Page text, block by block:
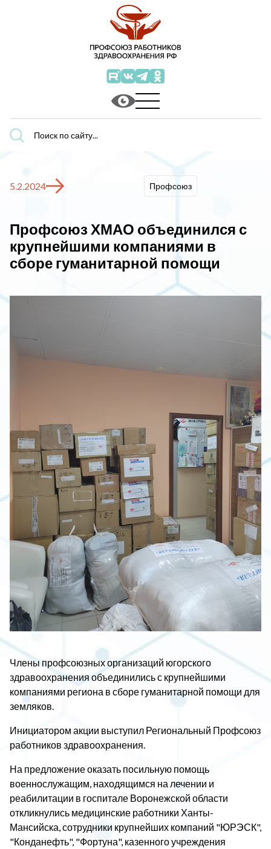
Поиск
по
5.2.2024 Профсоюз
Профсоюз ХМАО объединился с
крупнейшими компаниями в
сборе гуманитарной помощи
Члены профсоюзных организаций югорского
здравоохранения объединились с крупнейшими
компаниями региона в сборе гуманитарной помощи для
земляков.
Инициатором акции выступил Региональный Профсоюз
работников здравоохранения.
На предложение оказать посильную помощь
военнослужащим, находящимся на лечении и
реабилитации в госпитале Воронежской области
откликнулись медицинские работники Ханты-
Мансийска, сотрудники крупнейших компаний "ЮРЭСК",
"Конданефть", "Фортуна", казенного учреждения